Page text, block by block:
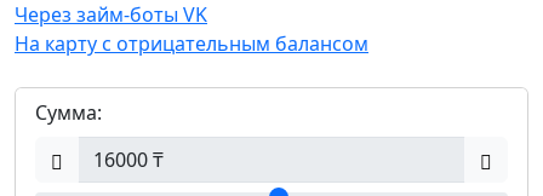
Через займ-боты VK
На карту с отрицательным балансом
Сумма: